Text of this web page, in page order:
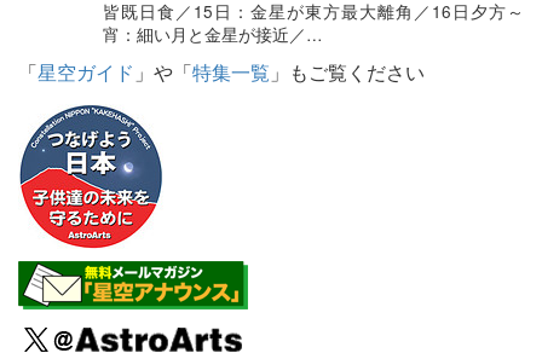
皆既日食／15日：金星が東方最大離角／16日夕方～
宵：細い月と金星が接近／…
「星空ガイド 」や「特集一覧 」もご覧ください